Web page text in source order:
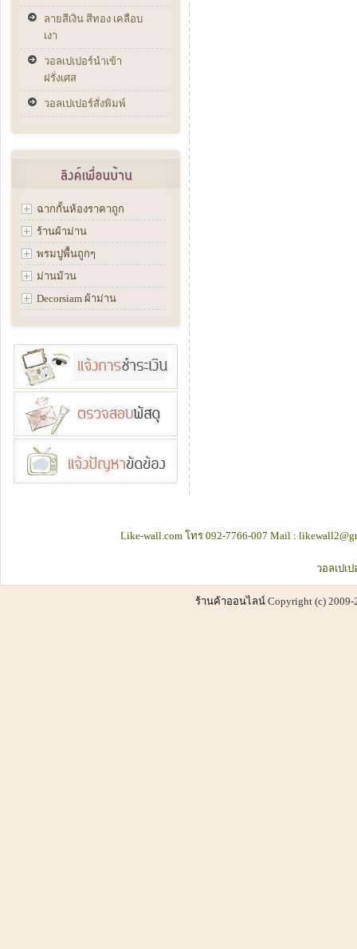
ลายสีเงิน สีทอง เคลือบ
เงา
วอลเปเปอร์นำเข้า
ฝรั่งเศส
วอลเปเปอร์สั่งพิมพ์
ฉากกั้นห้องราคาถูก
ร้านผ้าม่าน
พรมปูพื้นถูกๆ
ม่านม้วน
Decorsiam ผ้าม่าน
Like-wall.com โทร 092-7766-007 Mail :
วอลเปเ
ร้านค้าออนไลน์Copyright (c)